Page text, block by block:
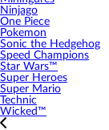
Ninjago
One Piece
Pokemon
Sonic the Hedgehog
Speed Champions
Star Wars™
Super Heroes
Super Mario
Technic
Wicked™